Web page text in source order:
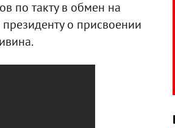
по такту в обмен на
о присвоении